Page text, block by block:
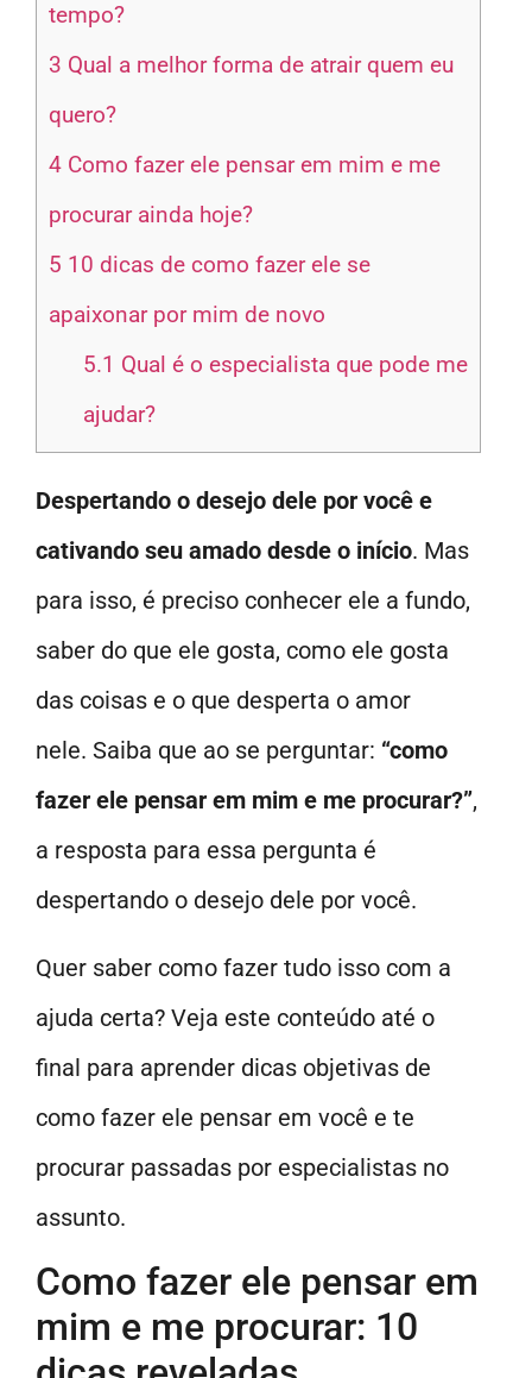
tempo?
3 Qual a melhor forma de atrair quem eu
quero?
4 Como fazer ele pensar em mim e me
procurar ainda hoje?
5 10 dicas de como fazer ele se
apaixonar por mim de novo
5.1 Qual é o especialista que pode me
ajudar?
Despertando o desejo dele por você e
cativando seu amado desde o início. Mas
para isso, é preciso conhecer ele a fundo,
saber do que ele gosta, como ele gosta
das coisas e o que desperta o amor
nele. Saiba que ao se perguntar: “como
fazer ele pensar em mim e me procurar?”,
a resposta para essa pergunta é
despertando o desejo dele por você.
Quer saber como fazer tudo isso com a
ajuda certa? Veja este conteúdo até o
final para aprender dicas objetivas de
como fazer ele pensar em você e te
procurar passadas por especialistas no
assunto.
Como fazer ele pensar em
mim e me procurar: 10